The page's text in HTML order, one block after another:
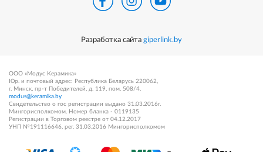
Разработка сайта giperlink.by
ООО «Модус Керамика»
Юр. и почтовый адрес: Республика Беларусь 220062,
г. Минск, пр-т Победителей, д. 119, пом. 508/4.
modus@keramika.by
Свидетельство о гос регистрации выдано 31.03.2016г.
Мингорисполкомом. Номер бланка - 0119135
Регистрации в Торговом реестре от 04.12.2017
УНП №191116646, рег. 31.03.2016 Мингорисполкомом